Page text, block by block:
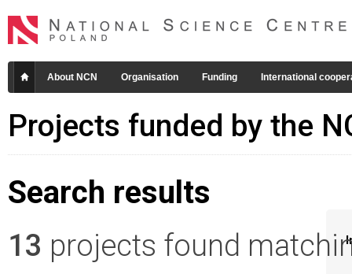
About NCN Organisation Funding International
Projects funded by the
Search results
13 projects found